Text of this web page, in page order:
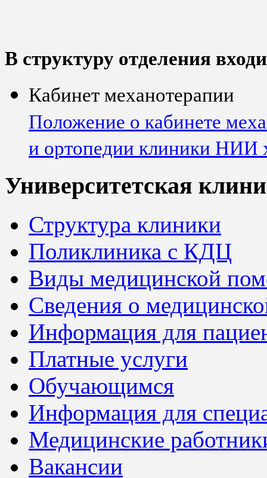
В структуру отделения
Кабинет механотерапии
Положение о кабинете
и ортопедии клиники НИИ
Университетская
Структура клиники
Поликлиника с КДЦ
Виды медицинской
Сведения о
Информация для
Платные услуги
Обучающимся
Информация для
Медицинские
Вакансии